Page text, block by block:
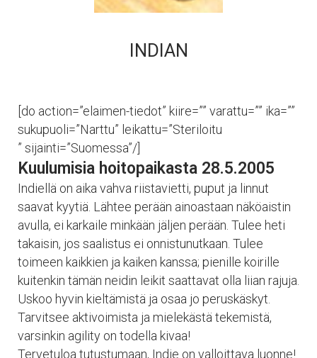
INDIAN
[do action=”elaimen-tiedot” kiire=”” varattu=”” ika=””
sukupuoli=”Narttu” leikattu=”Steriloitu
” sijainti=”Suomessa”/]
Kuulumisia hoitopaikasta 28.5.2005
Indiellä on aika vahva riistavietti, puput ja linnut
saavat kyytiä. Lähtee perään ainoastaan näköaistin
avulla, ei karkaile minkään jäljen perään. Tulee heti
takaisin, jos saalistus ei onnistunutkaan. Tulee
toimeen kaikkien ja kaiken kanssa; pienille koirille
kuitenkin tämän neidin leikit saattavat olla liian rajuja.
Uskoo hyvin kieltämistä ja osaa jo peruskäskyt.
Tarvitsee aktivoimista ja mielekästä tekemistä,
varsinkin agility on todella kivaa!
Tervetuloa tutustumaan, Indie on valloittava luonne!